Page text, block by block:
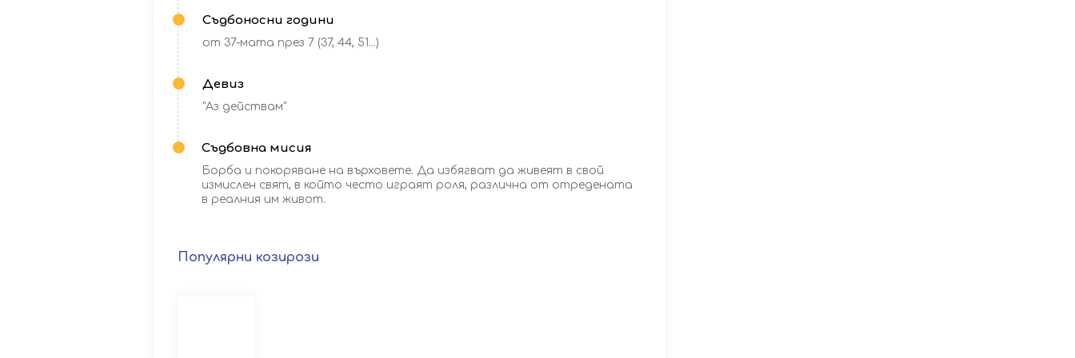
Съдбоносни години
от 37-мата през 7 (37, 44, 51...)
Девиз
"Аз действам"
Съдбовна мисия
Борба и покоряване на върховете. Да избягват да живеят в свой
измислен свят, в който често играят роля, различна от отредената
в реалния им живот.
Популярни козирози